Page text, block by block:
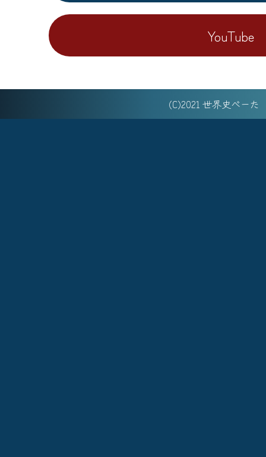
YouTube
(C)2021 世界史べーた